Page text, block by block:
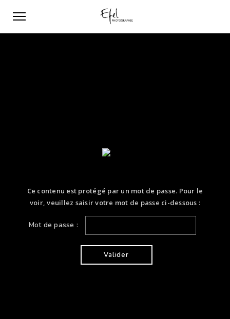
Ce contenu est protégé par un mot de passe. Pour le
voir, veuillez saisir votre mot de passe ci-dessous :
Mot de passe :